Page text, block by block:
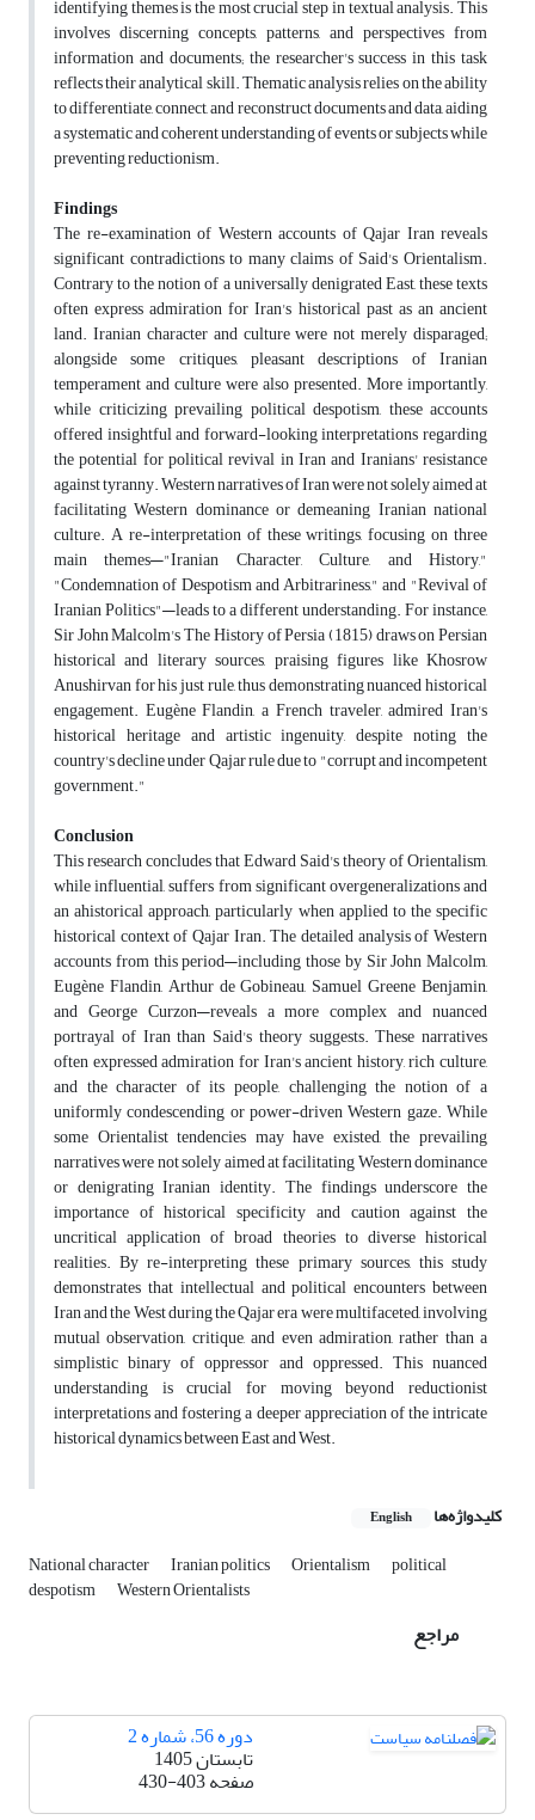
identifying themes is the most crucial step in textual analysis. This
involves discerning concepts, patterns, and perspectives from
information and documents; the researcher's success in this task
reflects their analytical skill. Thematic analysis relies on the ability
to differentiate, connect, and reconstruct documents and data, aiding
a systematic and coherent understanding of events or subjects while
preventing reductionism.
Findings
The re-examination of Western accounts of Qajar Iran reveals
significant contradictions to many claims of Said's Orientalism.
Contrary to the notion of a universally denigrated East, these texts
often express admiration for Iran's historical past as an ancient
land. Iranian character and culture were not merely disparaged;
alongside some critiques, pleasant descriptions of Iranian
temperament and culture were also presented. More importantly,
while criticizing prevailing political despotism, these accounts
offered insightful and forward-looking interpretations regarding
the potential for political revival in Iran and Iranians' resistance
against tyranny. Western narratives of Iran were not solely aimed at
facilitating Western dominance or demeaning Iranian national
culture. A re-interpretation of these writings, focusing on three
main themes—"Iranian Character, Culture, and History,"
"Condemnation of Despotism and Arbitrariness," and "Revival of
Iranian Politics"—leads to a different understanding. For instance,
Sir John Malcolm's The History of Persia (1815) draws on Persian
historical and literary sources, praising figures like Khosrow
Anushirvan for his just rule, thus demonstrating nuanced historical
engagement. Eugène Flandin, a French traveler, admired Iran's
historical heritage and artistic ingenuity, despite noting the
country's decline under Qajar rule due to "corrupt and incompetent
government."
Conclusion
This research concludes that Edward Said's theory of Orientalism,
while influential, suffers from significant overgeneralizations and
an ahistorical approach, particularly when applied to the specific
historical context of Qajar Iran. The detailed analysis of Western
accounts from this period—including those by Sir John Malcolm,
Eugène Flandin, Arthur de Gobineau, Samuel Greene Benjamin,
and George Curzon—reveals a more complex and nuanced
portrayal of Iran than Said's theory suggests. These narratives
often expressed admiration for Iran's ancient history, rich culture,
and the character of its people, challenging the notion of a
uniformly condescending or power-driven Western gaze. While
some Orientalist tendencies may have existed, the prevailing
narratives were not solely aimed at facilitating Western dominance
or denigrating Iranian identity. The findings underscore the
importance of historical specificity and caution against the
uncritical application of broad theories to diverse historical
realities. By re-interpreting these primary sources, this study
demonstrates that intellectual and political encounters between
Iran and the West during the Qajar era were multifaceted, involving
mutual observation, critique, and even admiration, rather than a
simplistic binary of oppressor and oppressed. This nuanced
understanding is crucial for moving beyond reductionist
interpretations and fostering a deeper appreciation of the intricate
historical dynamics between East and West.
کلیدواژه‌ها English
National character Iranian politics Orientalism political
despotism Western Orientalists
مراجع
دوره 56، شماره 2
تابستان 1405
صفحه430-403